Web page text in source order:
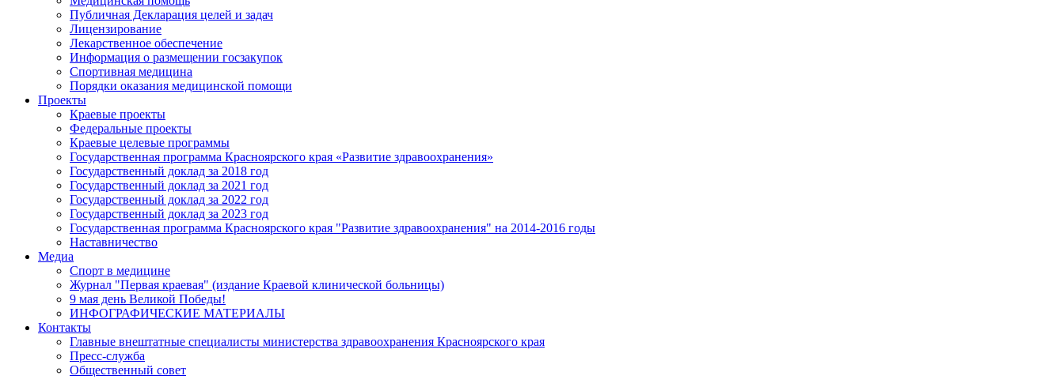
Публичная Декларация целей и задач
Лицензирование
Лекарственное обеспечение
Информация о размещении госзакупок
Спортивная медицина
Порядки оказания медицинской помощи
Проекты
Краевые проекты
Федеральные проекты
Краевые целевые программы
Государственная программа Красноярского края «Развитие здравоохранения»
Государственный доклад за 2018 год
Государственный доклад за 2021 год
Государственный доклад за 2022 год
Государственный доклад за 2023 год
Государственная программа Красноярского края "Развитие здравоохранения" на 2014-2016 годы
Наставничество
Медиа
Спорт в медицине
Журнал "Первая краевая" (издание Краевой клинической больницы)
9 мая день Великой Победы!
ИНФОГРАФИЧЕСКИЕ МАТЕРИАЛЫ
Контакты
Главные внештатные специалисты министерства здравоохранения Красноярского края
Пресс-служба
Общественный совет